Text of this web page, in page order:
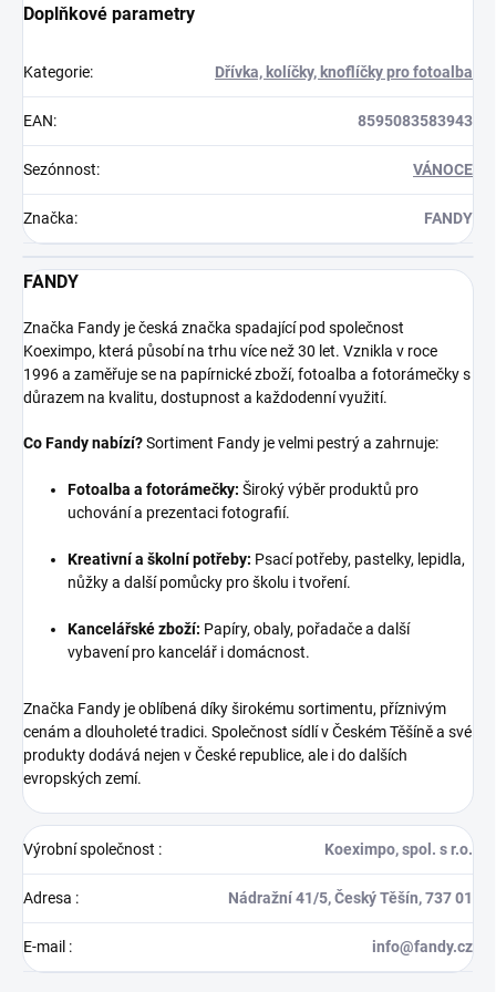
Doplňkové parametry
Kategorie: Dřívka, kolíčky, knoflíčky pro fotoalba
EAN: 8595083583943
Sezónnost: VÁNOCE
Značka: FANDY
FANDY
Značka Fandy je česká značka spadající pod společnost
Koeximpo, která působí na trhu více než 30 let. Vznikla v roce
1996 a zaměřuje se na papírnické zboží, fotoalba a fotorámečky s
důrazem na kvalitu, dostupnost a každodenní využití.
Co Fandy nabízí?Sortiment Fandy je velmi pestrý a zahrnuje:
Fotoalba a fotorámečky: Široký výběr produktů pro
uchování a prezentaci fotografií.
Kreativní a školní potřeby: Psací potřeby, pastelky, lepidla,
nůžky a další pomůcky pro školu i tvoření.
Kancelářské zboží: Papíry, obaly, pořadače a další
vybavení pro kancelář i domácnost.
Značka Fandy je oblíbená díky širokému sortimentu, příznivým
cenám a dlouholeté tradici. Společnost sídlí v Českém Těšíně a své
produkty dodává nejen v České republice, ale i do dalších
evropských zemí.
Výrobní společnost : Koeximpo, spol. s r.o.
Adresa : Nádražní 41/5, Český Těšín, 737 01
E-mail : info@fandy.cz